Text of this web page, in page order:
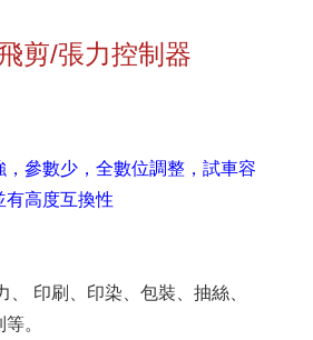
剪/張力控制器
，參數少，全數位調整，試車容
有高度互換性
、 印刷、印染、包裝、抽絲、
。